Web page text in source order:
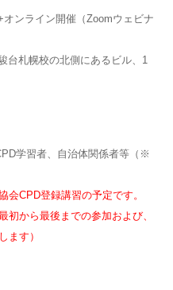
ンライン開催（Zoomウェビナ
台札幌校の北側にあるビル、1
学習者、自治体関係者等（※
CPD登録講習の予定です。
初から最後までの参加および、
ます）